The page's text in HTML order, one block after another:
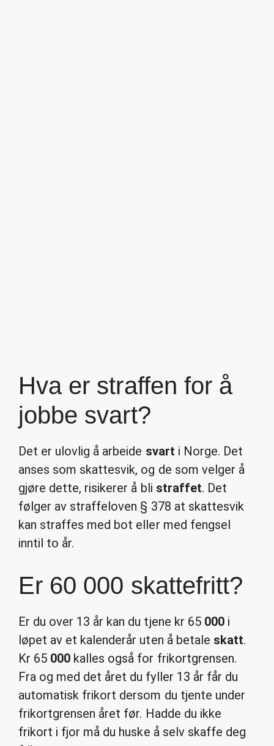
Hva er straffen for å
jobbe svart?
Det er ulovlig å arbeide svart i Norge. Det
anses som skattesvik, og de som velger å
gjøre dette, risikerer å bli straffet. Det
følger av straffeloven § 378 at skattesvik
kan straffes med bot eller med fengsel
inntil to år.
Er 60 000 skattefritt?
Er du over 13 år kan du tjene kr 65 000i
løpet av et kalenderår uten å betale skatt.
Kr 65 000 kalles også for frikortgrensen.
Fra og med det året du fyller 13 år får du
automatisk frikort dersom du tjente under
frikortgrensen året før. Hadde du ikke
frikort i fjor må du huske å selv skaffe deg